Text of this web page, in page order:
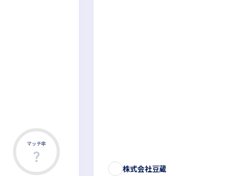
マッチ率
株式会社豆蔵